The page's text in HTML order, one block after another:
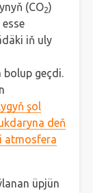
(CO2)
iň uly
bolup geçdi.
şol
deň
atmosfera
üpjün